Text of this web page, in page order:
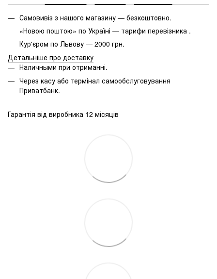
Самовивіз з нашого магазину — безкоштовно.
«Новою поштою» по Україні — тарифи перевізника .
Кур'єром по Львову — 2000 грн.
Детальніше про доставку
Наличными при отриманні.
Через касу або термінал самообслуговування
Приватбанк.
Гарантія від виробника 12 місяців